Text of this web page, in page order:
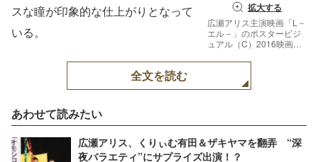
拡大する
広瀬アリス主演映画「L－
エル－」のポスタービジ
ュアル（C）2016映画「L
スな瞳が印象的な仕上がりとなって
いる。
全文を読む
あわせて読みたい
広瀬アリス、くりぃむ有田＆ザキヤマを翻弄 “深
夜バラエティ”にサプライズ出演！？